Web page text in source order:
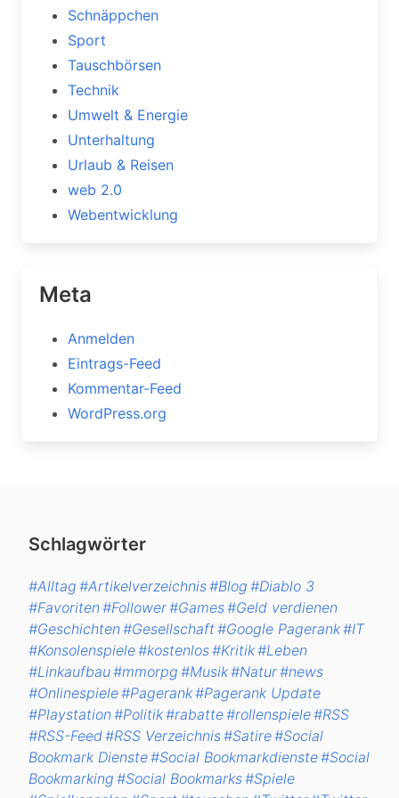
Schnäppchen
Sport
Tauschbörsen
Technik
Umwelt & Energie
Unterhaltung
Urlaub & Reisen
web 2.0
Webentwicklung
Meta
Anmelden
Eintrags-Feed
Kommentar-Feed
WordPress.org
Schlagwörter
#Alltag #Artikelverzeichnis#Blog #Diablo 3
#Favoriten#Follower#Games#Geld verdienen
#Geschichten#Gesellschaft#Google Pagerank#IT
#Konsolenspiele#kostenlos#Kritik#Leben
#Linkaufbau#mmorpg #Musik#Natur#news
#Onlinespiele#Pagerank#Pagerank Update
#Playstation#Politik#rabatte#rollenspiele#RSS
#RSS-Feed#RSS Verzeichnis#Satire#Social
Bookmark Dienste#Social Bookmarkdienste#Social
Bookmarking #Social Bookmarks#Spiele